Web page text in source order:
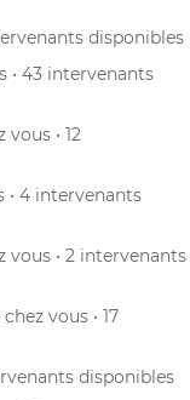
disponibles
• 43 intervenants
vous • 12
• 4 intervenants
vous • 2 intervenants
vous • 17
disponibles